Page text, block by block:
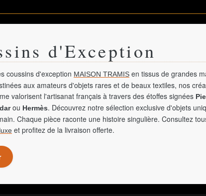
d'Exception
coussins d'exception MAISON TRAMIS en tissus de grandes
aux amateurs d'objets rares et de beaux textiles, nos
valorisent l'artisanat français à travers des étoffes signées
ou Hermès. Découvrez notre sélection exclusive d'objets
Chaque pièce raconte une histoire singulière. Consultez
et profitez de la livraison offerte.